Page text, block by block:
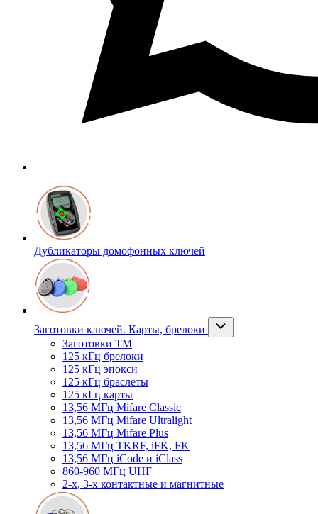
Дубликаторы домофонных ключей
Заготовки ключей. Карты, брелоки
Заготовки ТМ
125 кГц брелоки
125 кГц эпокси
125 кГц браслеты
125 кГц карты
13,56 МГц Mifare Classic
13,56 МГц Mifare Ultralight
13,56 МГц Mifare Plus
13,56 МГц TKRF, iFK, FK
13,56 МГц iCode и iClass
860-960 МГц UHF
2-х, 3-х контактные и магнитные